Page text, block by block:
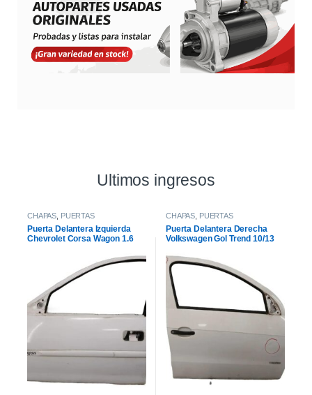
Ultimos ingresos
CHAPAS PUERTAS
Puerta Delantera Izquierda
Chevrolet Corsa Wagon 1.6
CHAPAS PUERTAS
Puerta Delantera Derecha
Volkswagen Gol Trend 10/13